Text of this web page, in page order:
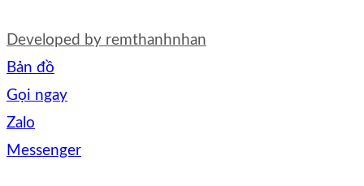
Developed by remthanhnhan
Bản đồ
Gọi ngay
Zalo
Messenger